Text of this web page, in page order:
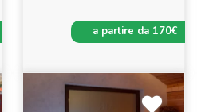
a partire da 170€